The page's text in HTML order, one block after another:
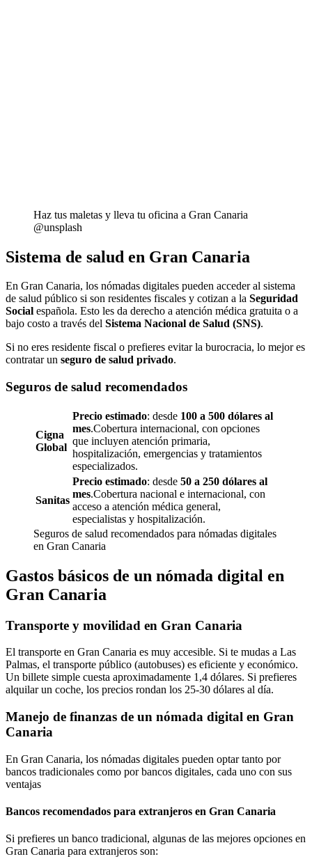
Haz tus maletas y lleva tu oficina a Gran Canaria
@unsplash
Sistema de salud en Gran Canaria
En Gran Canaria, los nómadas digitales pueden acceder al sistema
de salud público si son residentes fiscales y cotizan a la Seguridad
Social española. Esto les da derecho a atención médica gratuita o a
bajo costo a través del Sistema Nacional de Salud (SNS).
Si no eres residente fiscal o prefieres evitar la burocracia, lo mejor es
contratar un seguro de salud privado.
Seguros de salud recomendados
Cigna
Global
Precio estimado: desde 100 a 500 dólares al
mes.Cobertura internacional, con opciones
que incluyen atención primaria,
hospitalización, emergencias y tratamientos
especializados.
Sanitas
Precio estimado: desde 50 a 250 dólares al
mes.Cobertura nacional e internacional, con
acceso a atención médica general,
especialistas y hospitalización.
Seguros de salud recomendados para nómadas digitales
en Gran Canaria
Gastos básicos de un nómada digital en
Gran Canaria
Transporte y movilidad en Gran Canaria
El transporte en Gran Canaria es muy accesible. Si te mudas a Las
Palmas, el transporte público (autobuses) es eficiente y económico.
Un billete simple cuesta aproximadamente 1,4 dólares. Si prefieres
alquilar un coche, los precios rondan los 25-30 dólares al día.
Manejo de finanzas de un nómada digital en Gran
Canaria
En Gran Canaria, los nómadas digitales pueden optar tanto por
bancos tradicionales como por bancos digitales, cada uno con sus
ventajas
Bancos recomendados para extranjeros en Gran Canaria
Si prefieres un banco tradicional, algunas de las mejores opciones en
Gran Canaria para extranjeros son: